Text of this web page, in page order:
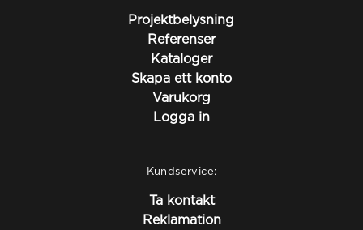
Projektbelysning
Referenser
Kataloger
Skapa ett konto
Varukorg
Logga in
Kundservice:
Ta kontakt
Reklamation